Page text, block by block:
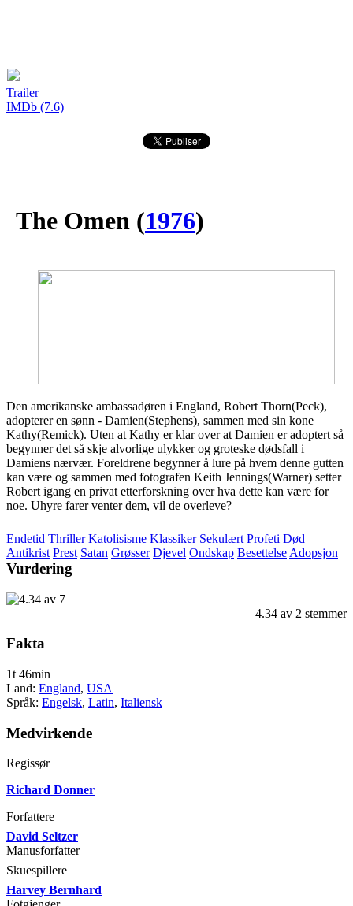
Trailer
IMDb (7.6)
The Omen (1976)
Den amerikanske ambassadøren i England, Robert Thorn(Peck),
adopterer en sønn - Damien(Stephens), sammen med sin kone
Kathy(Remick). Uten at Kathy er klar over at Damien er adoptert så
begynner det så skje alvorlige ulykker og groteske dødsfall i
Damiens nærvær. Foreldrene begynner å lure på hvem denne gutten
kan være og sammen med fotografen Keith Jennings(Warner) setter
Robert igang en privat etterforskning over hva dette kan være for
noe. Uhyre farer venter dem, vil de overleve?
Endetid Thriller Katolisisme Klassiker Sekulært Profeti Død
Antikrist Prest Satan Grøsser Djevel Ondskap Besettelse Adopsjon
Vurdering
4.34 av 2 stemmer
Fakta
1t 46min
Land: England, USA
Språk: Engelsk, Latin, Italiensk
Medvirkende
Regissør
Richard Donner
Forfattere
David Seltzer
Manusforfatter
Skuespillere
Harvey Bernhard